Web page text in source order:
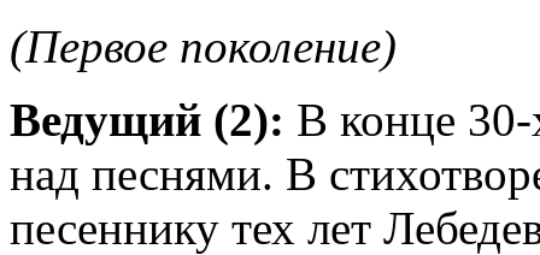
(Первое поколение)
Ведущий (2): В конце 30-
над песнями. В
песеннику тех лет